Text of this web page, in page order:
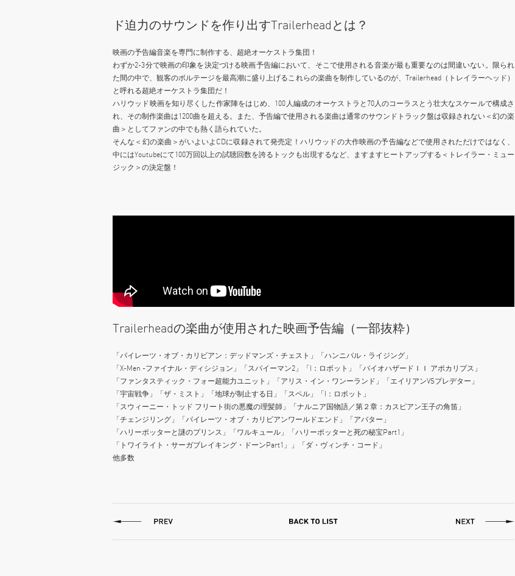
ド迫力のサウンドを作り出すTrailerheadとは？
映画の予告編音楽を専門に制作する、超絶オーケストラ集団！
わずか2-3分で映画の印象を決定づける映画予告編において、そこで使用される音楽が最も重要なのは間違いない。限られ
た間の中で、観客のボルテージを最高潮に盛り上げるこれらの楽曲を制作しているのが、Trailerhead（トレイラーヘッド）
と呼れる超絶オーケストラ集団だ！
ハリウッド映画を知り尽くした作家陣をはじめ、100人編成のオーケストラと70人のコーラスとう壮大なスケールで構成さ
れ、その制作楽曲は1200曲を超える。また、予告編で使用される楽曲は通常のサウンドトラック盤は収録されない＜幻の楽
曲＞としてファンの中でも熱く語られていた。
そんな＜幻の楽曲＞がいよいよCDに収録されて発売定！ハリウッドの大作映画の予告編などで使用されただけではなく、
中にはYoutubeにて100万回以上の試聴回数を誇るトックも出現するなど、ますますヒートアップする＜トレイラー・ミュー
ジック＞の決定盤！
Trailerheadの楽曲が使用された映画予告編（一部抜粋）
「パイレーツ・オブ・カリビアン：デッドマンズ・チェスト」「ハンニバル・ライジング」
「X-Men -ファイナル・ディシジョン」「スパイーマン2」「I：ロボット」「バイオハザードＩＩ アポカリプス」
「ファンタスティック・フォー超能力ユニット」「アリス・イン・ワンーランド」「エイリアンVSプレデター」
「宇宙戦争」「ザ・ミスト」「地球が制止する日」「スペル」「I：ロボット」
「スウィーニー・トッド フリート街の悪魔の理髪師」「ナルニア国物語／第２章：カスピアン王子の角笛」
「チェンジリング」「パイレーツ・オブ・カリビアンワールドエンド」「アバター」
「ハリーポッターと謎のプリンス」「ワルキュール」「ハリーポッターと死の秘宝Part1」
「トワイライト・サーガブレイキング・ドーンPart1」」「ダ・ヴィンチ・コード」
他多数